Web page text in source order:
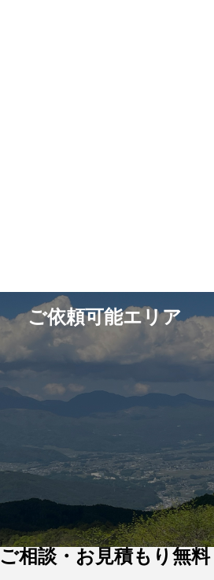
ご依頼可能エリア
ご相談・お見積もり無料